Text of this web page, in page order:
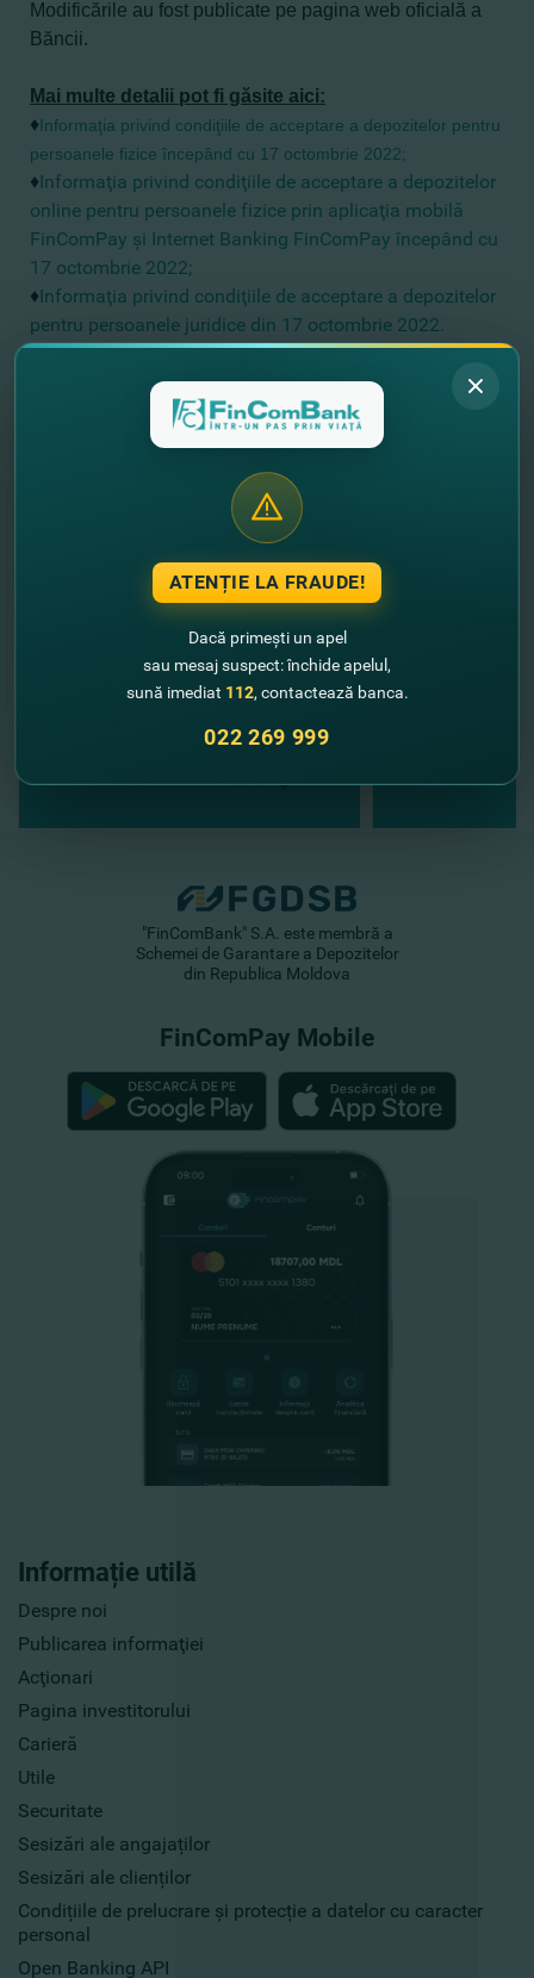
Modificările au fost publicate pe pagina web oficială a
Băncii.
Mai multe detalii pot fi găsite aici:
♦Informaţia privind condiţiile de acceptare a depozitelor pentru
persoanele fizice începând cu 17 octombrie 2022;
♦Informaţia privind condiţiile de acceptare a depozitelor
online pentru persoanele fizice prin aplicaţia mobilă
FinComPay şi Internet Banking FinComPay începând cu
17 octombrie 2022;
♦Informaţia privind condiţiile de acceptare a depozitelor
pentru persoanele juridice din 17 octombrie 2022.
Echipa FinComBank
Alte noutăţi
Informație utilă
Despre noi
Publicarea informaţiei
Acţionari
Pagina investitorului
Carieră
Utile
Securitate
Sesizări ale angajaților
Sesizări ale clienților
Condițiile de prelucrare și protecție a datelor cu caracter
personal
Open Banking API
"FinComBank" S.A. este membră a
Schemei de Garantare a Depozitelor
din Republica Moldova
FinComPay Mobile
ATENȚIE LA FRAUDE!
Dacă primești un apel
sau mesaj suspect: închide apelul,
sună imediat 112, contactează banca.
022 269 999